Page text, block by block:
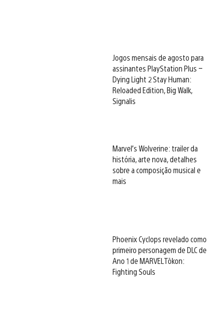
Jogos mensais de agosto para
assinantes PlayStation Plus –
Dying Light 2 Stay Human:
Reloaded Edition, Big Walk,
Signalis
Marvel’s Wolverine: trailer da
história, arte nova, detalhes
sobre a composição musical e
mais
Phoenix Cyclops revelado como
primeiro personagem de DLC de
Ano 1 de MARVEL Tōkon:
Fighting Souls